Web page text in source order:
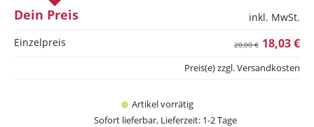
Dein Preis
inkl. MwSt.
Einzelpreis
18,03 €
20,00 €
Artikel vorrätig
Sofort lieferbar, Lieferzeit: 1-2 Tage
Preis(e) zzgl. Versandkosten